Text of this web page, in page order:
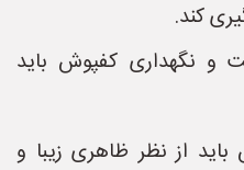
کند.
و نگهداری کفپوش باید
از نظر ظاهری زیبا و